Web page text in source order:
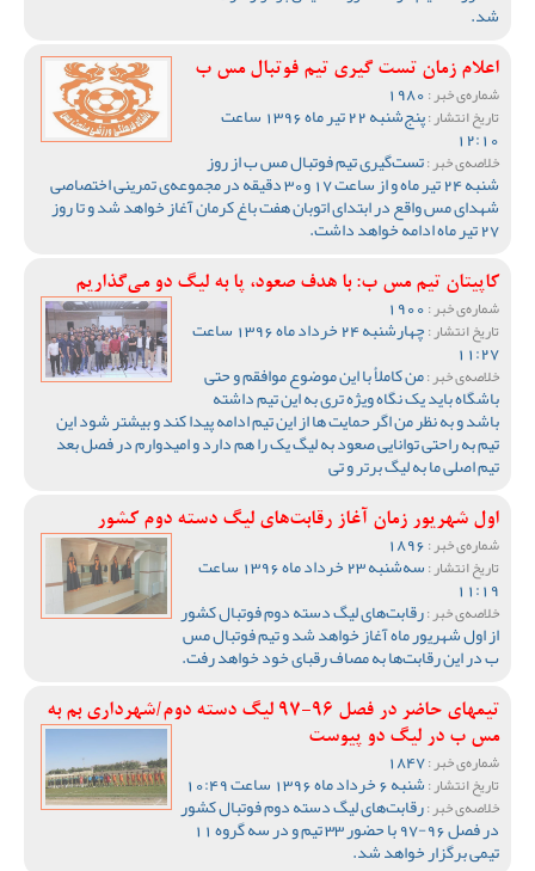
شد.
اعلام زمان تست گیری تیم فوتبال مس ب
شماره‌ی خبر :
تاریخ انتشار : پنج‌شنبه 22 تیر ماه 1396 ساعت
12:10
خلاصه‌ی خبر :تست‌گیری تیم فوتبال مس ب از روز
شنبه 24 تیر ماه و از ساعت 17 و30 دقیقه در مجموعه‌ی تمرینی اختصاصی
شهدای مس واقع در ابتدای اتوبان هفت باغ کرمان آغاز خواهد شد و تا روز
27 تیر ماه ادامه خواهد داشت.
کاپیتان تیم مس ب: با هدف صعود، پا به لیگ دو می‌گذاریم
شماره‌ی خبر :
تاریخ انتشار : چهارشنبه 24 خرداد ماه 1396 ساعت
11:27
خلاصه‌ی خبر :من کاملأ با این موضوع موافقم و حتی
باشگاه باید یک نگاه ویژه تری به این تیم داشته
باشد و به نظر من اگر حمایت ها از این تیم ادامه پیدا کند و بیشتر شود این
تیم به راحتی توانایی صعود به لیگ یک را هم دارد و امیدوارم در فصل بعد
تیم اصلی ما به لیگ برتر و تی
اول شهریور زمان آغاز رقابت‌های لیگ دسته دوم کشور
شماره‌ی خبر :
تاریخ انتشار : سه‌شنبه 23 خرداد ماه 1396 ساعت
11:19
خلاصه‌ی خبر :رقابت‌های لیگ دسته دوم فوتبال کشور
از اول شهریور ماه آغاز خواهد شد و تیم فوتبال مس
ب در این رقابت‌ها به مصاف رقبای خود خواهد رفت.
تیمهای حاضر در فصل 96-97 لیگ دسته دوم/شهرداری بم به
مس ب در لیگ دو پیوست
شماره‌ی خبر :
تاریخ انتشار :شنبه 6 خرداد ماه 1396 ساعت 10:49
خلاصه‌ی خبر :رقابت‌های لیگ دسته دوم فوتبال کشور
در فصل 96-97 با حضور 33 تیم و در سه گروه 11
تیمی برگزار خواهد شد.